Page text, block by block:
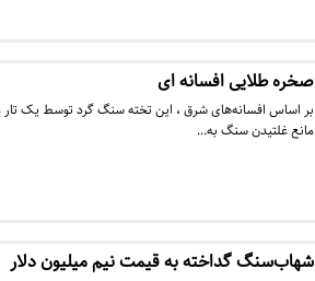
صخره طلایی افسانه ای
بر اساس افسانه‌های شرق ، این تخته سنگ گرد توسط یک
مانع غلتیدن سنگ به…
شهاب‌سنگ گداخته به قیمت نیم میلیون دلار